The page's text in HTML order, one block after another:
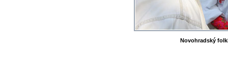
Novohradský